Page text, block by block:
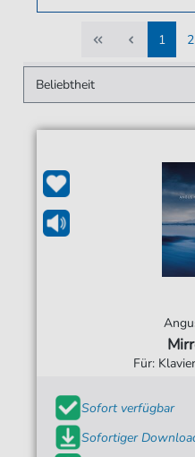
1
1
2
2
Für:
Sofort verfügbar
Sofortiger